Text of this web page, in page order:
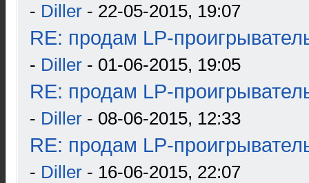
- Diller - 22-05-2015, 19:07
RE: продам LP-
- Diller - 01-06-2015, 19:05
RE: продам LP-
- Diller - 08-06-2015, 12:33
RE: продам LP-
- Diller - 16-06-2015, 22:07